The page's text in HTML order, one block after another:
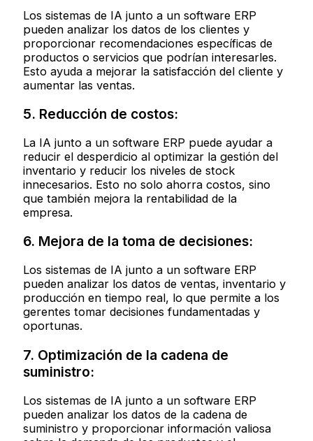
Los sistemas de IA junto a un software ERP
pueden analizar los datos de los clientes y
proporcionar recomendaciones específicas de
productos o servicios que podrían interesarles.
Esto ayuda a mejorar la satisfacción del cliente y
aumentar las ventas.
5. Reducción de costos:
La IA junto a un software ERP puede ayudar a
reducir el desperdicio al optimizar la gestión del
inventario y reducir los niveles de stock
innecesarios. Esto no solo ahorra costos, sino
que también mejora la rentabilidad de la
empresa.
6. Mejora de la toma de decisiones:
Los sistemas de IA junto a un software ERP
pueden analizar los datos de ventas, inventario y
producción en tiempo real, lo que permite a los
gerentes tomar decisiones fundamentadas y
oportunas.
7. Optimización de la cadena de
suministro:
Los sistemas de IA junto a un software ERP
pueden analizar los datos de la cadena de
suministro y proporcionar información valiosa